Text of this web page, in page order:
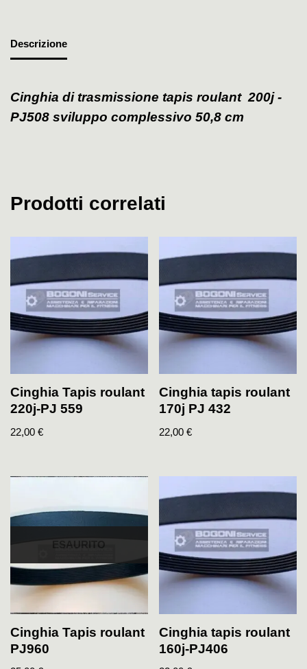
Descrizione
Cinghia di trasmissione tapis roulant 200j -
PJ508 sviluppo complessivo 50,8 cm
Prodotti correlati
Cinghia Tapis roulant
220j-PJ 559
22,00 €
Cinghia tapis roulant
170j PJ 432
22,00€
ESAURITO
Cinghia Tapis roulant
PJ960
Cinghia tapis roulant
160j-PJ406